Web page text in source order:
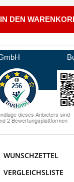
IN DEN
WUNSCHZETTEL
VERGLEICHSLISTE